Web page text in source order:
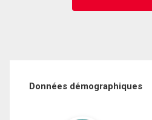
Données démographiques